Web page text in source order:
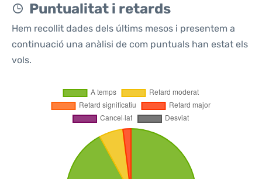
Puntualitat i retards
Hem recollit dades dels últims mesos i presentem a
continuació una anàlisi de com puntuals han estat els
vols.